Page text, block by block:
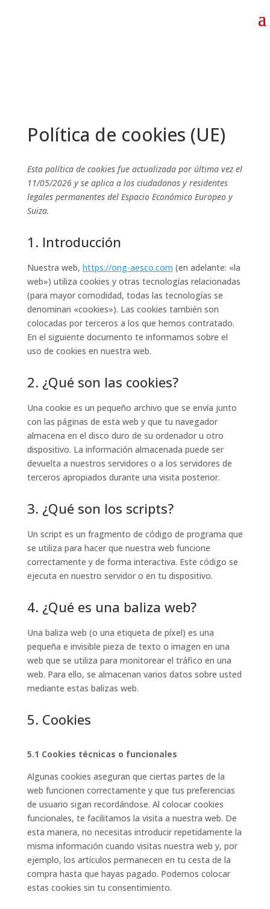
Política de cookies (UE)
Esta política de cookies fue actualizada por última vez el
11/05/2026 y se aplica a los ciudadanos y residentes
legales permanentes del Espacio Económico Europeo y
Suiza.
1. Introducción
Nuestra web, https://ong-aesco.com (en adelante: «la
web») utiliza cookies y otras tecnologías relacionadas
(para mayor comodidad, todas las tecnologías se
denominan «cookies»). Las cookies también son
colocadas por terceros a los que hemos contratado.
En el siguiente documento te informamos sobre el
uso de cookies en nuestra web.
2. ¿Qué son las cookies?
Una cookie es un pequeño archivo que se envía junto
con las páginas de esta web y que tu navegador
almacena en el disco duro de su ordenador u otro
dispositivo. La información almacenada puede ser
devuelta a nuestros servidores o a los servidores de
terceros apropiados durante una visita posterior.
3. ¿Qué son los scripts?
Un script es un fragmento de código de programa que
se utiliza para hacer que nuestra web funcione
correctamente y de forma interactiva. Este código se
ejecuta en nuestro servidor o en tu dispositivo.
4. ¿Qué es una baliza web?
Una baliza web (o una etiqueta de píxel) es una
pequeña e invisible pieza de texto o imagen en una
web que se utiliza para monitorear el tráfico en una
web. Para ello, se almacenan varios datos sobre usted
mediante estas balizas web.
5. Cookies
5.1 Cookies técnicas o funcionales
Algunas cookies aseguran que ciertas partes de la
web funcionen correctamente y que tus preferencias
de usuario sigan recordándose. Al colocar cookies
funcionales, te facilitamos la visita a nuestra web. De
esta manera, no necesitas introducir repetidamente la
misma información cuando visitas nuestra web y, por
ejemplo, los artículos permanecen en tu cesta de la
compra hasta que hayas pagado. Podemos colocar
estas cookies sin tu consentimiento.